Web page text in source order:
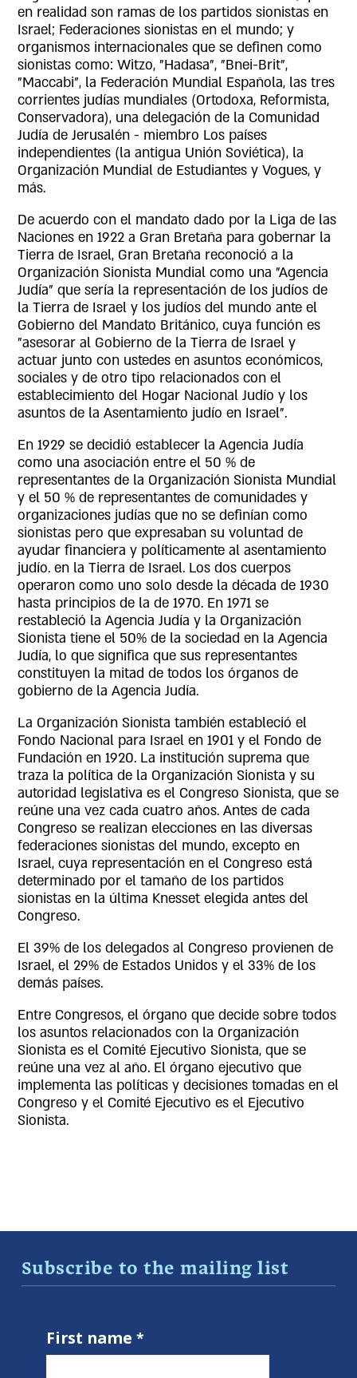
en realidad son ramas de los partidos sionistas en
Israel; Federaciones sionistas en el mundo; y
organismos internacionales que se definen como
sionistas como: Witzo, "Hadasa", "Bnei-Brit",
"Maccabi", la Federación Mundial Española, las tres
corrientes judías mundiales (Ortodoxa, Reformista,
Conservadora), una delegación de la Comunidad
Judía de Jerusalén - miembro Los países
independientes (la antigua Unión Soviética), la
Organización Mundial de Estudiantes y Vogues, y
más.
De acuerdo con el mandato dado por la Liga de las
Naciones en 1922 a Gran Bretaña para gobernar la
Tierra de Israel, Gran Bretaña reconoció a la
Organización Sionista Mundial como una "Agencia
Judía" que sería la representación de los judíos de
la Tierra de Israel y los judíos del mundo ante el
Gobierno del Mandato Británico, cuya función es
"asesorar al Gobierno de la Tierra de Israel y
actuar junto con ustedes en asuntos económicos,
sociales y de otro tipo relacionados con el
establecimiento del Hogar Nacional Judío y los
asuntos de la Asentamiento judío en Israel".
En 1929 se decidió establecer la Agencia Judía
como una asociación entre el 50 % de
representantes de la Organización Sionista Mundial
y el 50 % de representantes de comunidades y
organizaciones judías que no se definían como
sionistas pero que expresaban su voluntad de
ayudar financiera y políticamente al asentamiento
judío. en la Tierra de Israel. Los dos cuerpos
operaron como uno solo desde la década de 1930
hasta principios de la de 1970. En 1971 se
restableció la Agencia Judía y la Organización
Sionista tiene el 50% de la sociedad en la Agencia
Judía, lo que significa que sus representantes
constituyen la mitad de todos los órganos de
gobierno de la Agencia Judía.
La Organización Sionista también estableció el
Fondo Nacional para Israel en 1901 y el Fondo de
Fundación en 1920. La institución suprema que
traza la política de la Organización Sionista y su
autoridad legislativa es el Congreso Sionista, que se
reúne una vez cada cuatro años. Antes de cada
Congreso se realizan elecciones en las diversas
federaciones sionistas del mundo, excepto en
Israel, cuya representación en el Congreso está
determinado por el tamaño de los partidos
sionistas en la última Knesset elegida antes del
Congreso.
El 39% de los delegados al Congreso provienen de
Israel, el 29% de Estados Unidos y el 33% de los
demás países.
Entre Congresos, el órgano que decide sobre todos
los asuntos relacionados con la Organización
Sionista es el Comité Ejecutivo Sionista, que se
reúne una vez al año. El órgano ejecutivo que
implementa las políticas y decisiones tomadas en el
Congreso y el Comité Ejecutivo es el Ejecutivo
Sionista.
Subscribe to the mailing list
First name